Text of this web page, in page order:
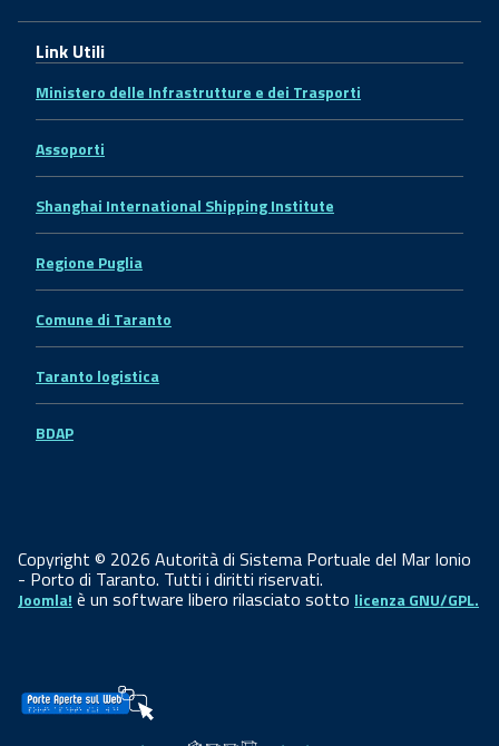
Link Utili
Ministero delle Infrastrutture e dei Trasporti
Assoporti
Shanghai International Shipping Institute
Regione Puglia
Comune di Taranto
Taranto logistica
BDAP
Copyright © 2026 Autorità di Sistema Portuale del Mar Ionio
- Porto di Taranto. Tutti i diritti riservati.
Joomla! è un software libero rilasciato sotto licenza GNU/GPL.